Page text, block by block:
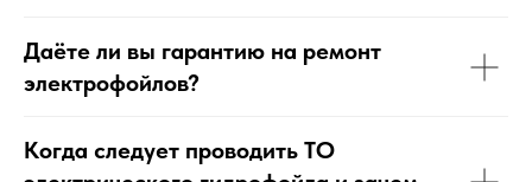
Даёте ли вы гарантию на ремонт
электрофойлов?
Когда следует проводить ТО